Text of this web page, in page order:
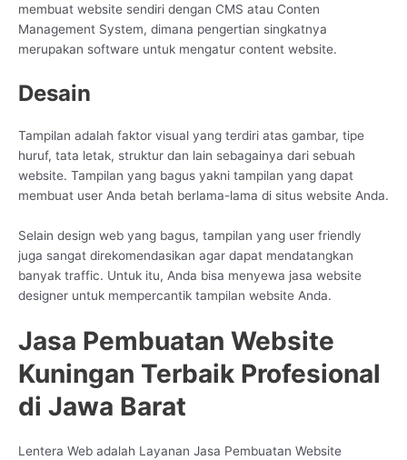
membuat website sendiri dengan CMS atau Conten
Management System, dimana pengertian singkatnya
merupakan software untuk mengatur content website.
Desain
Tampilan adalah faktor visual yang terdiri atas gambar, tipe
huruf, tata letak, struktur dan lain sebagainya dari sebuah
website. Tampilan yang bagus yakni tampilan yang dapat
membuat user Anda betah berlama-lama di situs website Anda.
Selain design web yang bagus, tampilan yang user friendly
juga sangat direkomendasikan agar dapat mendatangkan
banyak traffic. Untuk itu, Anda bisa menyewa jasa website
designer untuk mempercantik tampilan website Anda.
Jasa Pembuatan Website
Kuningan Terbaik Profesional
di Jawa Barat
Lentera Web adalah Layanan Jasa Pembuatan Website